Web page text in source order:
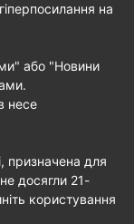
на
або "Новини
несе
призначена для
досягли 21-
користування